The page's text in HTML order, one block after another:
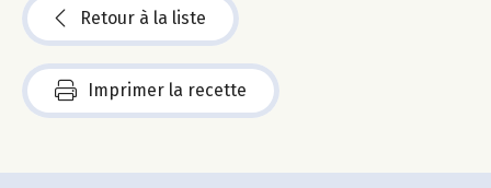
Retour à la liste
Imprimer la recette